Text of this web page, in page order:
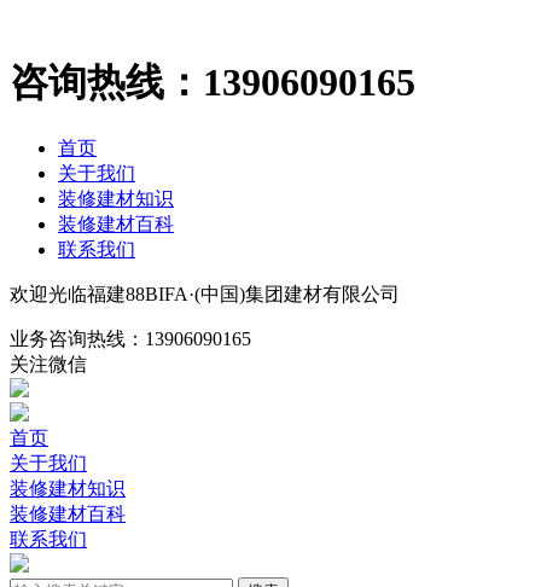
咨询热线： 13906090165
首页
关于我们
装修建材知识
装修建材百科
联系我们
欢迎光临福建88BIFA·(中国)集团建材有限公司
业务咨询热线： 13906090165
关注微信
首页
关于我们
装修建材知识
装修建材百科
联系我们